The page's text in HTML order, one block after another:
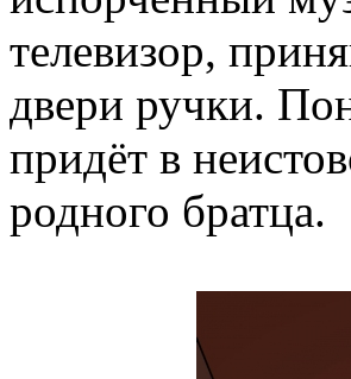
телевизор,
двери ручки.
придёт в
родного братца.